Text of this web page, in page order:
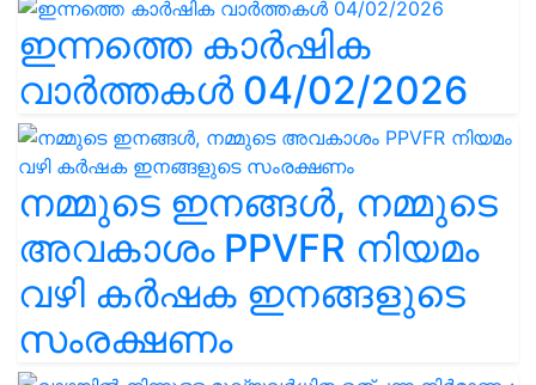
ഇന്നത്തെ കാർഷിക
വാർത്തകൾ 04/02/2026
നമ്മുടെ ഇനങ്ങൾ, നമ്മുടെ
അവകാശം PPVFR നിയമം
വഴി കർഷക ഇനങ്ങളുടെ
സംരക്ഷണം